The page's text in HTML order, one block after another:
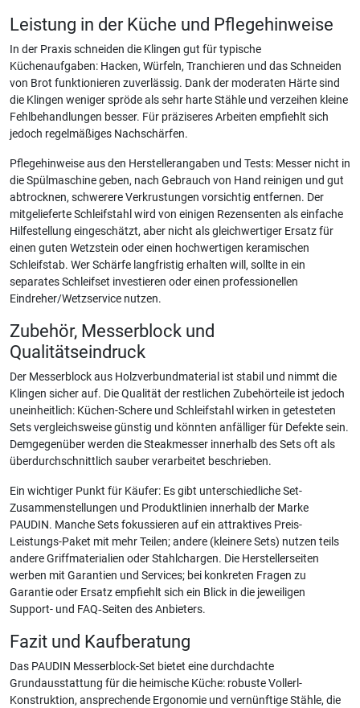
Leistung in der Küche und Pflegehinweise
In der Praxis schneiden die Klingen gut für typische
Küchenaufgaben: Hacken, Würfeln, Tranchieren und das Schneiden
von Brot funktionieren zuverlässig. Dank der moderaten Härte sind
die Klingen weniger spröde als sehr harte Stähle und verzeihen kleine
Fehlbehandlungen besser. Für präziseres Arbeiten empfiehlt sich
jedoch regelmäßiges Nachschärfen.
Pflegehinweise aus den Herstellerangaben und Tests: Messer nicht in
die Spülmaschine geben, nach Gebrauch von Hand reinigen und gut
abtrocknen, schwerere Verkrustungen vorsichtig entfernen. Der
mitgelieferte Schleifstahl wird von einigen Rezensenten als einfache
Hilfestellung eingeschätzt, aber nicht als gleichwertiger Ersatz für
einen guten Wetzstein oder einen hochwertigen keramischen
Schleifstab. Wer Schärfe langfristig erhalten will, sollte in ein
separates Schleifset investieren oder einen professionellen
Eindreher/Wetzservice nutzen.
Zubehör, Messerblock und
Qualitätseindruck
Der Messerblock aus Holzverbundmaterial ist stabil und nimmt die
Klingen sicher auf. Die Qualität der restlichen Zubehörteile ist jedoch
uneinheitlich: Küchen-Schere und Schleifstahl wirken in getesteten
Sets vergleichsweise günstig und könnten anfälliger für Defekte sein.
Demgegenüber werden die Steakmesser innerhalb des Sets oft als
überdurchschnittlich sauber verarbeitet beschrieben.
Ein wichtiger Punkt für Käufer: Es gibt unterschiedliche Set-
Zusammenstellungen und Produktlinien innerhalb der Marke
PAUDIN. Manche Sets fokussieren auf ein attraktives Preis-
Leistungs-Paket mit mehr Teilen; andere (kleinere Sets) nutzen teils
andere Griffmaterialien oder Stahlchargen. Die Herstellerseiten
werben mit Garantien und Services; bei konkreten Fragen zu
Garantie oder Ersatz empfiehlt sich ein Blick in die jeweiligen
Support- und FAQ‑Seiten des Anbieters.
Fazit und Kaufberatung
Das PAUDIN Messerblock-Set bietet eine durchdachte
Grundausstattung für die heimische Küche: robuste Vollerl-
Konstruktion, ansprechende Ergonomie und vernünftige Stähle, die